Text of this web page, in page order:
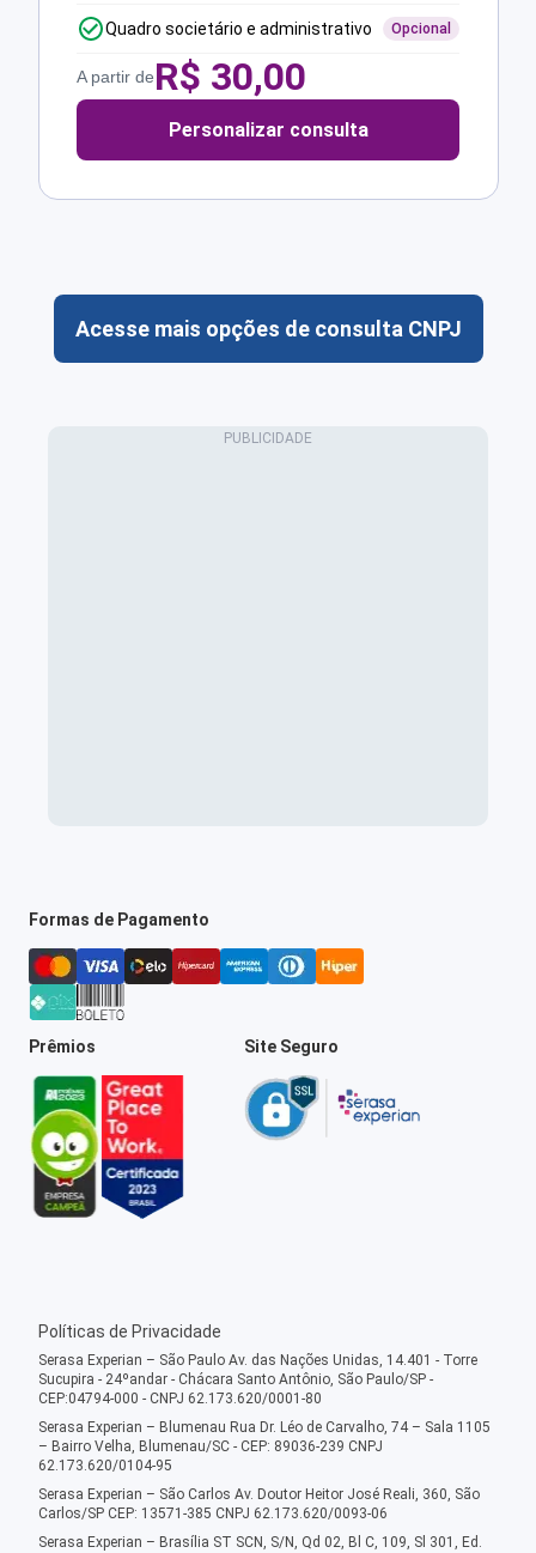
Quadro societário e administrativo Opcional
A partir deR$ 30,00
Personalizar consulta
Acesse mais opções de consulta CNPJ
Formas de Pagamento
Prêmios Site Seguro
Políticas de Privacidade
Serasa Experian – São Paulo Av. das Nações Unidas, 14.401 - Torre
Sucupira - 24ºandar - Chácara Santo Antônio, São Paulo/SP -
CEP:04794-000 - CNPJ 62.173.620/0001-80
Serasa Experian – Blumenau Rua Dr. Léo de Carvalho, 74 – Sala 1105
– Bairro Velha, Blumenau/SC - CEP: 89036-239 CNPJ
62.173.620/0104-95
Serasa Experian – São Carlos Av. Doutor Heitor José Reali, 360, São
Carlos/SP CEP: 13571-385 CNPJ 62.173.620/0093-06
Serasa Experian – Brasília ST SCN, S/N, Qd 02, Bl C, 109, Sl 301, Ed.